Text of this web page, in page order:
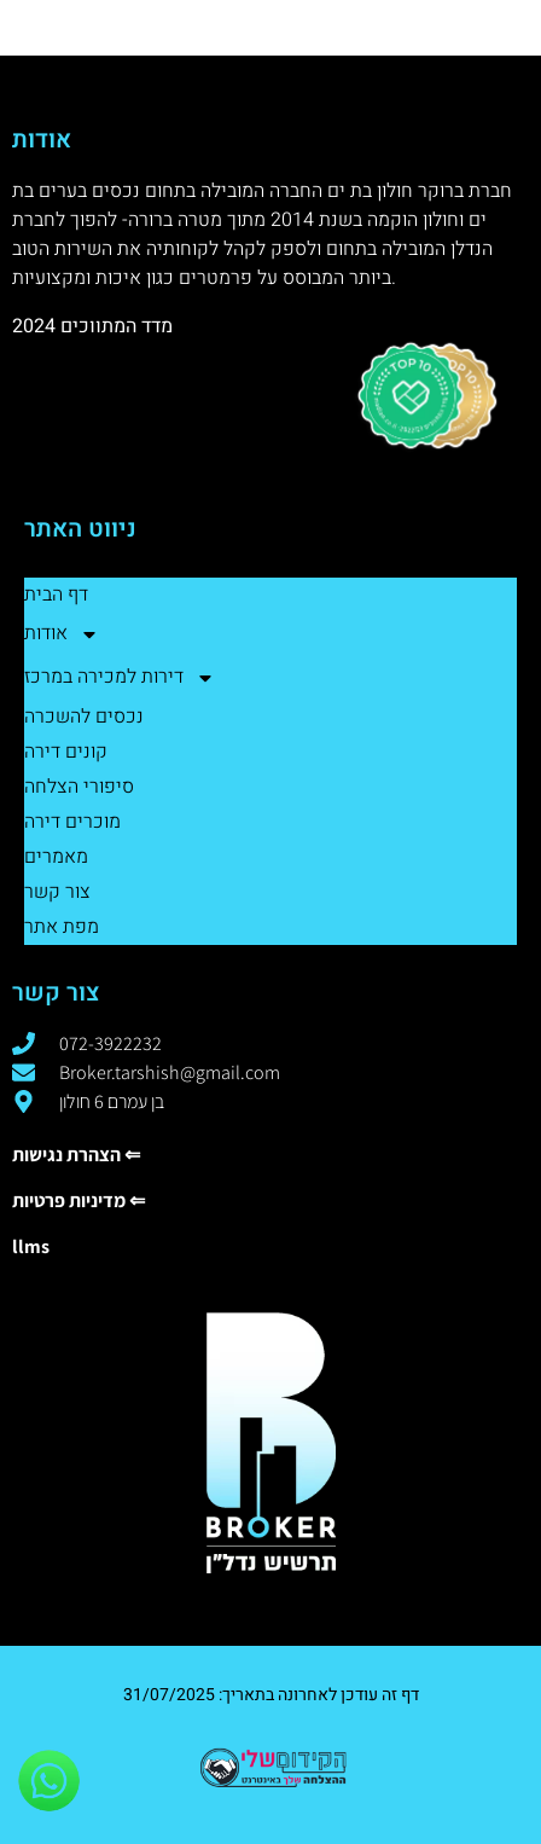
אודות
חברת ברוקר חולון בת ים החברה המובילה בתחום נכסים בערים בת
ים וחולון הוקמה בשנת 2014 מתוך מטרה ברורה- להפוך לחברת
הנדלן המובילה בתחום ולספק לקהל לקוחותיה את השירות הטוב
ביותר המבוסס על פרמטרים כגון איכות ומקצועיות.
ניווט האתר
דף הבית
אודות
דירות למכירה במרכז
נכסים להשכרה
קונים דירה
סיפורי הצלחה
מוכרים דירה
מאמרים
צור קשר
מפת אתר
צור קשר
072-3922232
Broker.tarshish@gmail.com
בן עמרם 6 חולון
הצהרת נגישות ⇐
מדיניות פרטיות ⇐
llms
דף זה עודכן לאחרונה בתאריך: 31/07/2025